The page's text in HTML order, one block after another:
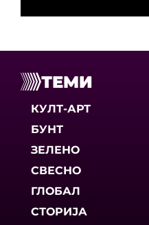
ТЕМИ
КУЛТ-АРТ
БУНТ
ЗЕЛЕНО
СВЕСНО
ГЛОБАЛ
СТОРИЈА